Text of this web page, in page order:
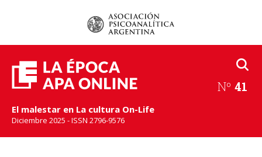
Nº 41
El malestar en La cultura On-Life
Diciembre 2025 - ISSN 2796-9576